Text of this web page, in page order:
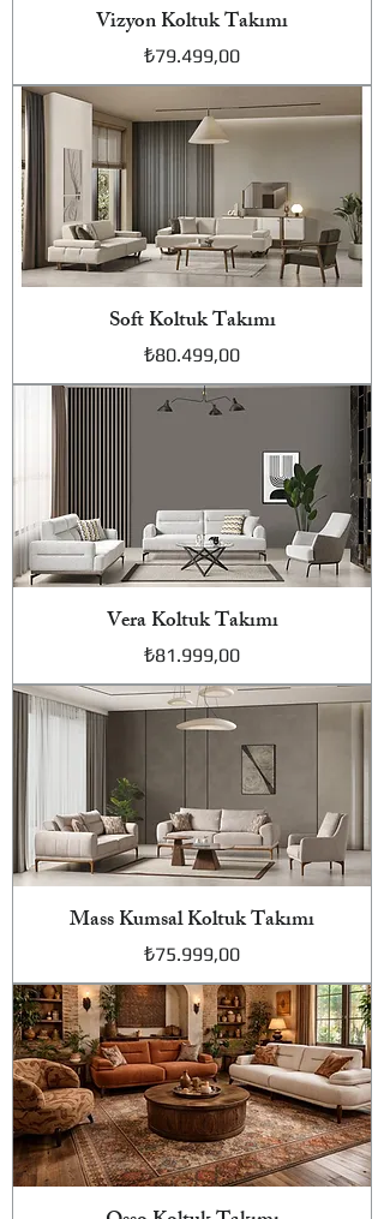
Vizyon Koltuk Takımı
Fiyat
₺79.499,00
Soft Koltuk Takımı
Fiyat
₺80.499,00
Vera Koltuk Takımı
Fiyat
₺81.999,00
Mass Kumsal Koltuk Takımı
Fiyat
₺75.999,00